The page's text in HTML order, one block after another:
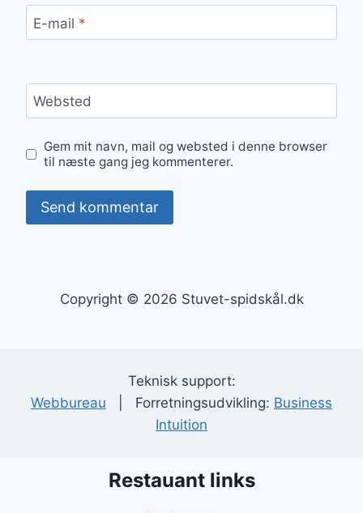
E-mail *
Websted
Gem mit navn, mail og websted i denne browser
til næste gang jeg kommenterer.
Copyright © 2026 Stuvet-spidskål.dk
Teknisk support:
Webbureau | Forretningsudvikling: Business
Intuition
Restauant links